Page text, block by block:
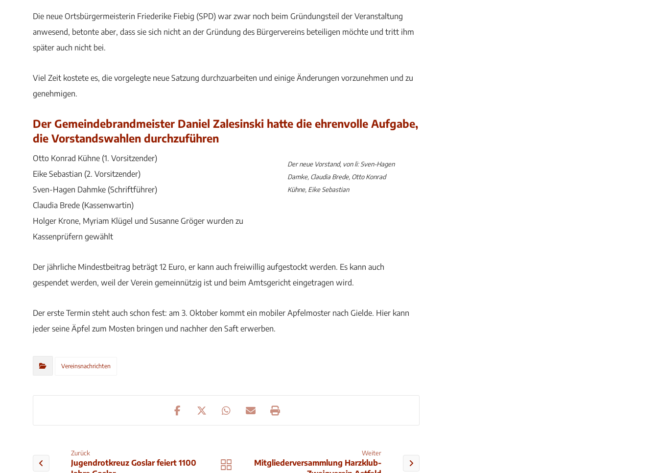
Die neue Ortsbürgermeisterin Friederike Fiebig (SPD) war zwar noch beim Gründungsteil der Veranstaltung
anwesend, betonte aber, dass sie sich nicht an der Gründung des Bürgervereins beteiligen möchte und tritt ihm
später auch nicht bei.
Viel Zeit kostete es, die vorgelegte neue Satzung durchzuarbeiten und einige Änderungen vorzunehmen und zu
genehmigen.
Der Gemeindebrandmeister Daniel Zalesinski hatte die ehrenvolle Aufgabe,
die Vorstandswahlen durchzuführen
Der neue Vorstand, von li: Sven-Hagen
Damke, Claudia Brede, Otto Konrad
Kühne, Eike Sebastian
Otto Konrad Kühne (1. Vorsitzender)
Eike Sebastian (2. Vorsitzender)
Sven-Hagen Dahmke (Schriftführer)
Claudia Brede (Kassenwartin)
Holger Krone, Myriam Klügel und Susanne Gröger wurden zu
Kassenprüfern gewählt
Der jährliche Mindestbeitrag beträgt 12 Euro, er kann auch freiwillig aufgestockt werden. Es kann auch
gespendet werden, weil der Verein gemeinnützig ist und beim Amtsgericht eingetragen wird.
Der erste Termin steht auch schon fest: am 3. Oktober kommt ein mobiler Apfelmoster nach Gielde. Hier kann
jeder seine Äpfel zum Mosten bringen und nachher den Saft erwerben.
Vereinsnachrichten
Zurück
Jugendrotkreuz Goslar feiert 1100
Weiter
Mitgliederversammlung Harzklub-